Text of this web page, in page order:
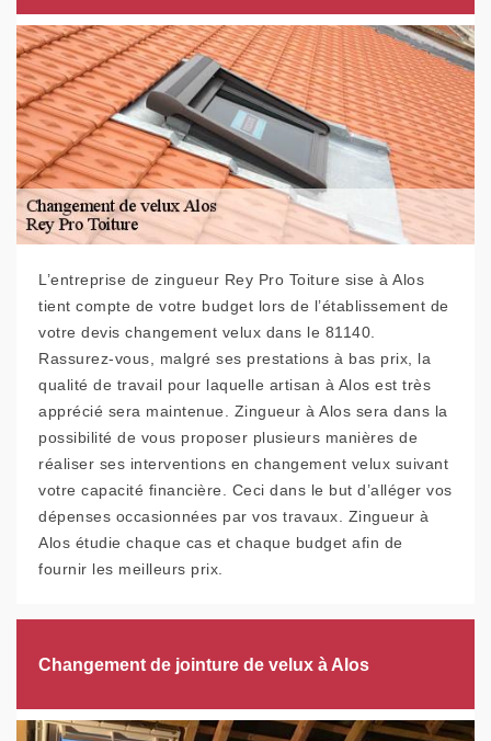
L’entreprise de zingueur Rey Pro Toiture sise à Alos
tient compte de votre budget lors de l’établissement de
votre devis changement velux dans le 81140.
Rassurez-vous, malgré ses prestations à bas prix, la
qualité de travail pour laquelle artisan à Alos est très
apprécié sera maintenue. Zingueur à Alos sera dans la
possibilité de vous proposer plusieurs manières de
réaliser ses interventions en changement velux suivant
votre capacité financière. Ceci dans le but d’alléger vos
dépenses occasionnées par vos travaux. Zingueur à
Alos étudie chaque cas et chaque budget afin de
fournir les meilleurs prix.
Changement de jointure de velux à Alos